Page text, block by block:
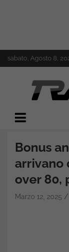
to
sabato, Agosto 8,
Trading.it
Bonus
arrivano
over 80,
Marzo 12, 2025